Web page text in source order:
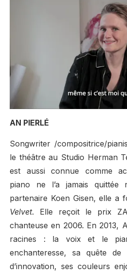
AN PIERLÉ
Songwriter /compositrice/
le théâtre au Studio Herman
est aussi connue comme
piano ne l’a jamais
partenaire Koen Gisen, elle a
Velvet. Elle reçoit le prix
chanteuse en 2006. En 2013,
racines : la voix et le
enchanteresse, sa quête
d’innovation, ses couleurs